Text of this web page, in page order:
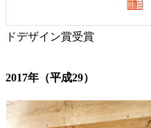
ドデザイン賞受賞
2017年（平成29）